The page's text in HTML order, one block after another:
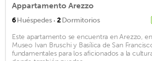
Appartamento Arezzo
6Huéspedes · 2Dormitorios
Este apartamento se encuentra en Arezzo,
Museo Ivan Bruschi y Basílica de San
fundamentales para los aficionados a la